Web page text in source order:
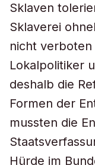
Sklaven
Sklaverei
nicht
Lokalpolitiker
deshalb die
Formen der
mussten die
Hürde im